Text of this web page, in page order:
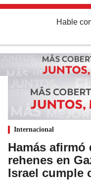
Hable
Internacional
Hamás afirmó
rehenes en
Israel cumple